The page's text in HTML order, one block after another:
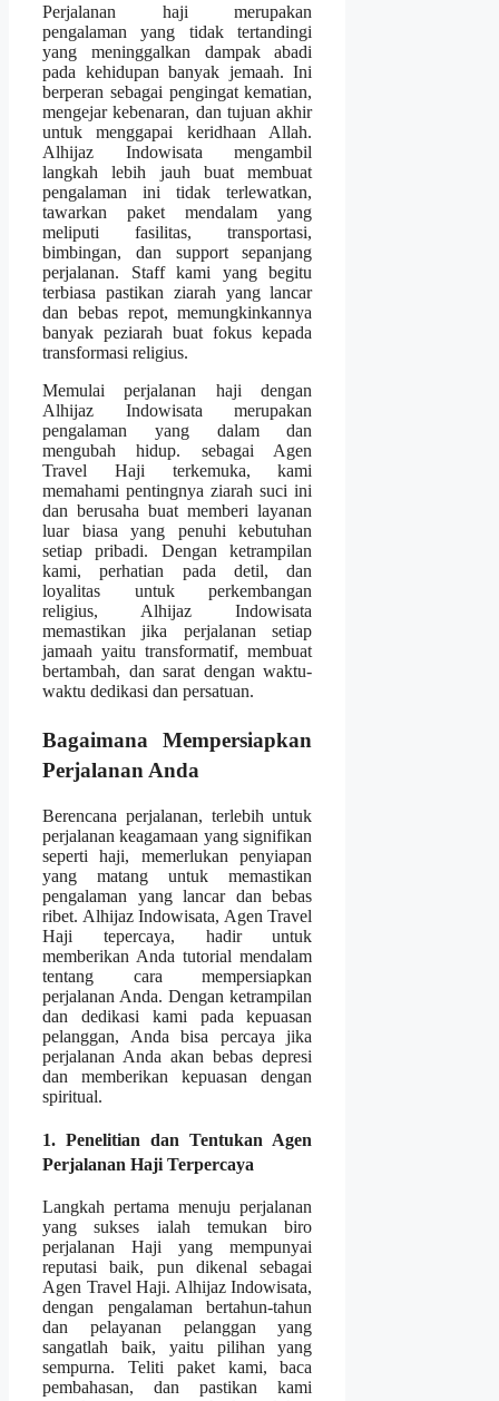
Perjalanan haji merupakan
pengalaman yang tidak tertandingi
yang meninggalkan dampak abadi
pada kehidupan banyak jemaah. Ini
berperan sebagai pengingat kematian,
mengejar kebenaran, dan tujuan akhir
untuk menggapai keridhaan Allah.
Alhijaz Indowisata mengambil
langkah lebih jauh buat membuat
pengalaman ini tidak terlewatkan,
tawarkan paket mendalam yang
meliputi fasilitas, transportasi,
bimbingan, dan support sepanjang
perjalanan. Staff kami yang begitu
terbiasa pastikan ziarah yang lancar
dan bebas repot, memungkinkannya
banyak peziarah buat fokus kepada
transformasi religius.
Memulai perjalanan haji dengan
Alhijaz Indowisata merupakan
pengalaman yang dalam dan
mengubah hidup. sebagai Agen
Travel Haji terkemuka, kami
memahami pentingnya ziarah suci ini
dan berusaha buat memberi layanan
luar biasa yang penuhi kebutuhan
setiap pribadi. Dengan ketrampilan
kami, perhatian pada detil, dan
loyalitas untuk perkembangan
religius, Alhijaz Indowisata
memastikan jika perjalanan setiap
jamaah yaitu transformatif, membuat
bertambah, dan sarat dengan waktu-
waktu dedikasi dan persatuan.
Bagaimana Mempersiapkan
Perjalanan Anda
Berencana perjalanan, terlebih untuk
perjalanan keagamaan yang signifikan
seperti haji, memerlukan penyiapan
yang matang untuk memastikan
pengalaman yang lancar dan bebas
ribet. Alhijaz Indowisata, Agen Travel
Haji tepercaya, hadir untuk
memberikan Anda tutorial mendalam
tentang cara mempersiapkan
perjalanan Anda. Dengan ketrampilan
dan dedikasi kami pada kepuasan
pelanggan, Anda bisa percaya jika
perjalanan Anda akan bebas depresi
dan memberikan kepuasan dengan
spiritual.
1. Penelitian dan Tentukan Agen
Perjalanan Haji Terpercaya
Langkah pertama menuju perjalanan
yang sukses ialah temukan biro
perjalanan Haji yang mempunyai
reputasi baik, pun dikenal sebagai
Agen Travel Haji. Alhijaz Indowisata,
dengan pengalaman bertahun-tahun
dan pelayanan pelanggan yang
sangatlah baik, yaitu pilihan yang
sempurna. Teliti paket kami, baca
pembahasan, dan pastikan kami